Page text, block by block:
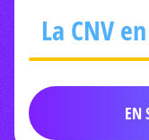
La CNV
EN